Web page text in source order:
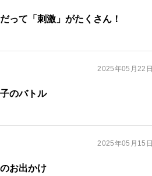
って「刺激」がたくさん！
2025年05月22日
のバトル
2025年05月15日
お出かけ